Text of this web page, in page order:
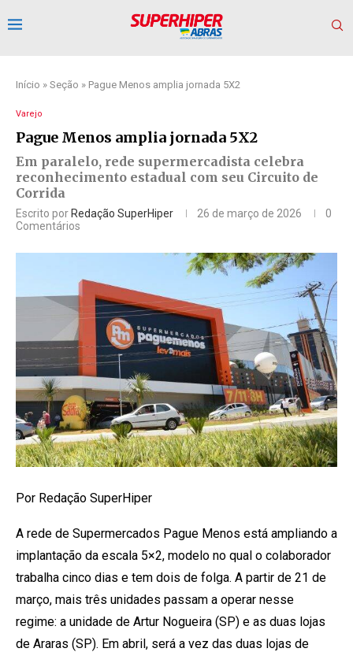
Início » Seção » Pague Menos amplia jornada 5X2
Varejo
Pague Menos amplia jornada 5X2
Em paralelo, rede supermercadista celebra
reconhecimento estadual com seu Circuito de
Corrida
Escrito porRedação SuperHiper 26 de março de 2026
0
Comentários
Por Redação SuperHiper
A rede de Supermercados Pague Menos está ampliando a
implantação da escala 5×2, modelo no qual o colaborador
trabalha cinco dias e tem dois de folga. A partir de 21 de
março, mais três unidades passam a operar nesse
regime: a unidade de Artur Nogueira (SP) e as duas lojas
de Araras (SP). Em abril, será a vez das duas lojas de